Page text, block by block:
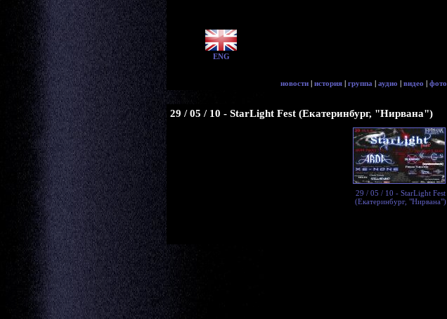
ENG
новости | история | группа | аудио | видео | фото
29 / 05 / 10 - StarLight Fest (Екатеринбург, "Нирвана")
29 / 05 / 10 - StarLight Fest
(Екатеринбург, "Нирвана")